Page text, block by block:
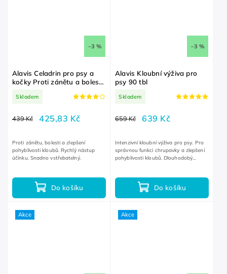
–3 %
Alavis Celadrin pro psy a
kočky Proti zánětu a bolesti
Skladem
439 Kč 425,83 Kč
Do košíku
Proti zánětu, bolesti a zlepšení
pohyblivosti kloubů. Rychlý nástup
účinku. Snadno vstřebatelný.
–3 %
Alavis Kloubní výživa pro
psy 90 tbl
Skladem
659 Kč 639 Kč
Do košíku
Intenzivní kloubní výživa pro psy. Pro
správnou funkci chrupavky a zlepšení
pohyblivosti kloubů. Dlouhodobý
Akce Akce